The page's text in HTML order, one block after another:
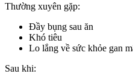
Thường xuyên gặp:
Đầy bụng sau ăn
Khó tiêu
Lo lắng về sức khỏe gan
Sau khi: